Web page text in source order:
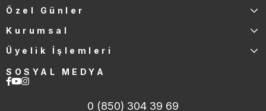
Özel Günler
Kurumsal
Üyelik İşlemleri
SOSYAL MEDYA
0 (850) 304 39 69